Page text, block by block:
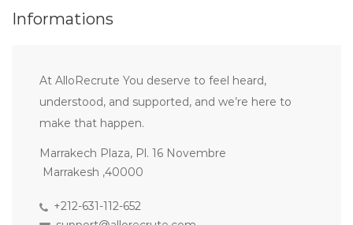
Informations
At AlloRecrute You deserve to feel heard,
understood, and supported, and we’re here to
make that happen.
Marrakech Plaza, Pl. 16 Novembre
Marrakesh ,40000
+212-631-112-652